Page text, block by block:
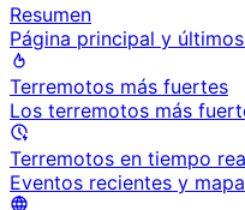
Resumen
Página principal y
Terremotos más fuertes
Los terremotos más
Terremotos en tiempo
Eventos recientes y